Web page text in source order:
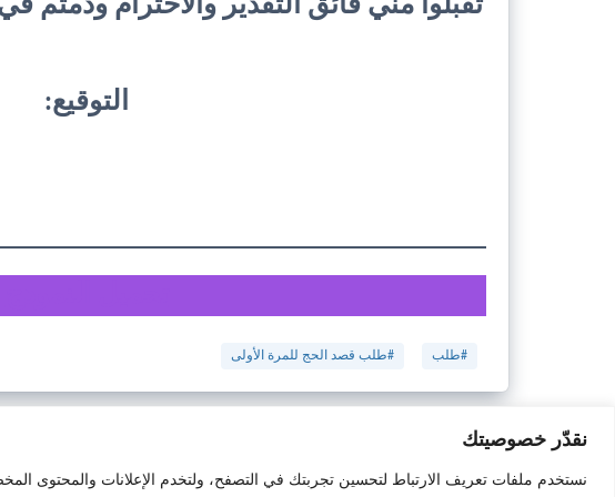
نقدّر خصوصيتك
نستخدم ملفات تعريف الارتباط لتحسين تجربتك في التصفح، ولتخدم الإعلانات والمحتوى
تقبلوا مني فائق التقدير والاحترام ودمتم
التوقيع:
#طلب #طلب قصد الحج للمرة الأولى
جميع الحقوق محفوظة © ملحقة 2025.